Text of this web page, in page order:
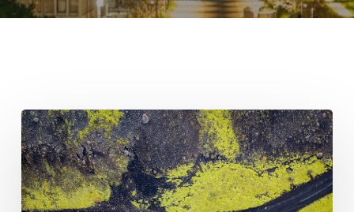
L’Emilia
Romagna
rinvia
a
marzo